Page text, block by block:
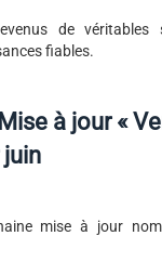
de véritables
fiables.
à jour «
juin
mise à jour